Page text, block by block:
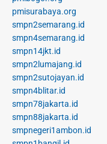
pmisurabaya.org
smpn2semarang.id
smpn4semarang.id
smpn14jkt.id
smpn2lumajang.id
smpn2sutojayan.id
smpn4blitar.id
smpn78jakarta.id
smpn88jakarta.id
smpnegeri1ambon.id